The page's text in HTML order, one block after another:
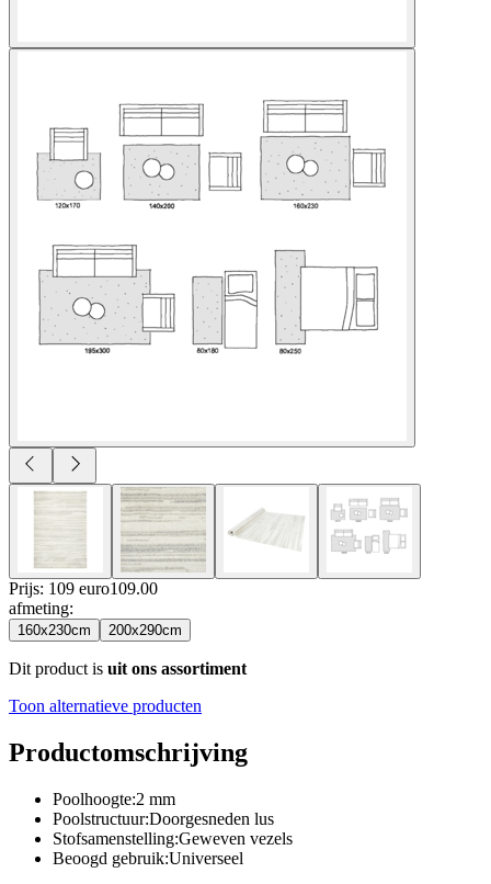
Prijs: 109 euro109.00
afmeting:
160x230cm 200x290cm
Dit product is uit ons assortiment
Toon alternatieve producten
Productomschrijving
Poolhoogte:2 mm
Poolstructuur:Doorgesneden lus
Stofsamenstelling:Geweven vezels
Beoogd gebruik:Universeel